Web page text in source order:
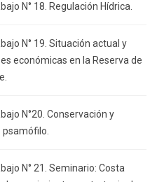
N° 18. Regulación Hídrica.
N° 19. Situación actual y
económicas en la Reserva de
N°20. Conservación y
N° 21. Seminario: Costa